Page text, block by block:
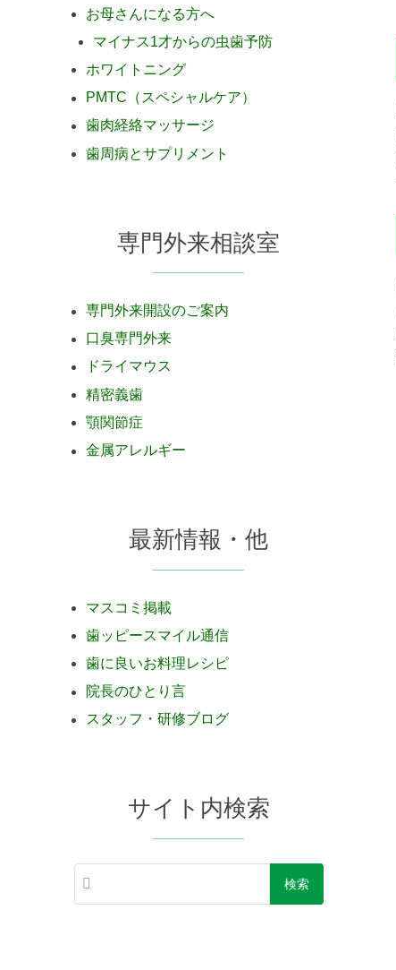
お母さんになる方へ
マイナス1才からの虫歯予防
ホワイトニング
PMTC（スペシャルケア）
歯肉経絡マッサージ
歯周病とサプリメント
専門外来相談室
専門外来開設のご案内
口臭専門外来
ドライマウス
精密義歯
顎関節症
金属アレルギー
最新情報・他
マスコミ掲載
歯ッピースマイル通信
歯に良いお料理レシピ
院長のひとり言
スタッフ・研修ブログ
サイト内検索